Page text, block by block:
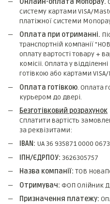
Онлайн-оплата Monopay.
систему картами VISA/
платіжної системи
Оплата при отриманні.
транспортній компанії
оплату вартості товару +
комicii. Оплата у
готівкою або картами
Оплата готівкою. Оплата
курьером до двері.
Безготівковий розрахунок
Сплатити вартість
за реквізитами:
IBAN: UA 36 935871 0000
ІПН/ЄДРПОУ: 3626305757
Назва компанії: ТОВ
Отримувач: ФОП Олійник
Призначення платежу: